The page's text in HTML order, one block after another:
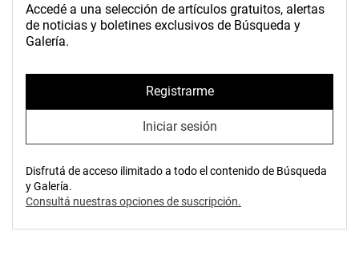
Accedé a una selección de artículos gratuitos, alertas
de noticias y boletines exclusivos de Búsqueda y
Galería.
Registrarme
Iniciar sesión
Disfrutá de acceso ilimitado a todo el contenido de Búsqueda
y Galería.
Consultá nuestras opciones de suscripción.